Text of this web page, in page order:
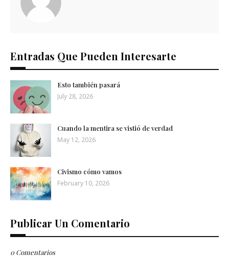
Entradas Que Pueden Interesarte
Esto también pasará
July 28, 2026
Cuando la mentira se vistió de verdad
May 12, 2026
Civismo cómo vamos
February 10, 2026
Publicar Un Comentario
0 Comentarios